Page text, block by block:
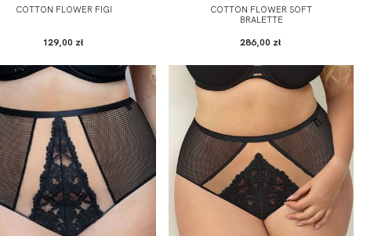
COTTON FLOWER FIGI
129,00 zł
COTTON FLOWER SOFT
BRALETTE
286,00 zł